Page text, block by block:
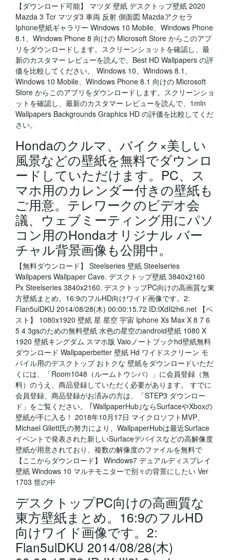
【ダウンロード可能】 マツダ 壁紙 デスクトップ壁紙 2020
Mazda 3 Tcr マツダ3 車両 反射 側面図 Mazdaアクセラ
Iphone壁紙ギャラリー Windows 10 Mobile、Windows Phone
8.1、Windows Phone 8 向けの Microsoft Store からこのアプ
リをダウンロードします。スクリーンショットを確認し、最
新のカスタマー レビューを読んで、Best HD Wallpapers の評
価を比較してください。 Windows 10、Windows 8.1、
Windows 10 Mobile、Windows Phone 8.1 向けの Microsoft
Store からこのアプリをダウンロードします。スクリーンショ
ットを確認し、最新のカスタマー レビューを読んで、1mln
Wallpapers Backgrounds Graphics HD の評価を比較してくだ
さい。
Hondaのクルマ、バイク×美しい
風景などの壁紙を無料でダウンロ
ードしていただけます。PC、ス
マホ用のカレンダー付きの壁紙も
ご用意。テレワークのビデオ会
議、ウェブミーティング用にパソ
コン用のHondaオリジナル バー
チャル背景画像も公開中。
【無料ダウンロード】 Steelseries 壁紙 Steelseries
Wallpapers Wallpaper Cave. デスクトップ壁紙 3840x2160
Px Steelseries 3840x2160. デスクトップPC向けの高画質な東
方壁紙まとめ。16:9のフルHD向けワイド画像です。2:
Flan5ulDKU 2014/08/28(木) 00:00:15.72 ID:lXdIl2h6.net 【ベ
スト】 1080x1920 壁紙 星 星空 宇宙 Iphone Xs Max X 8 7 6
5 4 3gsのための無料壁紙 水色の星空のandroid壁紙 1080 X
1920 壁紙キングダム スマホ版 Vaioノートブックhd壁紙無料
ダウンロード Wallpaperbetter 壁紙 Hd ワイドスクリーン モ
バイル用のデスクトップ おトクな 壁紙をダウンロードいただ
くには、「Room1048（ルームトウシバ）」に会員登録（無
料）のうえ、商品登録していただく必要があります。 すでに
会員登録、商品登録がお済みの方は、「STEP3 ダウンロー
ド」をご覧ください。 ｢WallpaperHub｣ならSurfaceやXboxの
壁紙が手に入る！ 2018年10月17日 マイクロソフトMVP、
Michael Gllett氏の努力により、WallpaperHubは最近Surface
イベントで発表された新しいSurfaceデバイスなどの高解像度
壁紙が用意されており、複数の解像度のファイルを無料で
【ここからダウンロード】 Windows7 デュアルディスプレイ
壁紙 Windows 10 マルチモニターで別々の背景にしたい Ver
1703 世の中
デスクトップPC向けの高画質な
東方壁紙まとめ。16:9のフルHD
向けワイド画像です。2:
Flan5ulDKU 2014/08/28(木)